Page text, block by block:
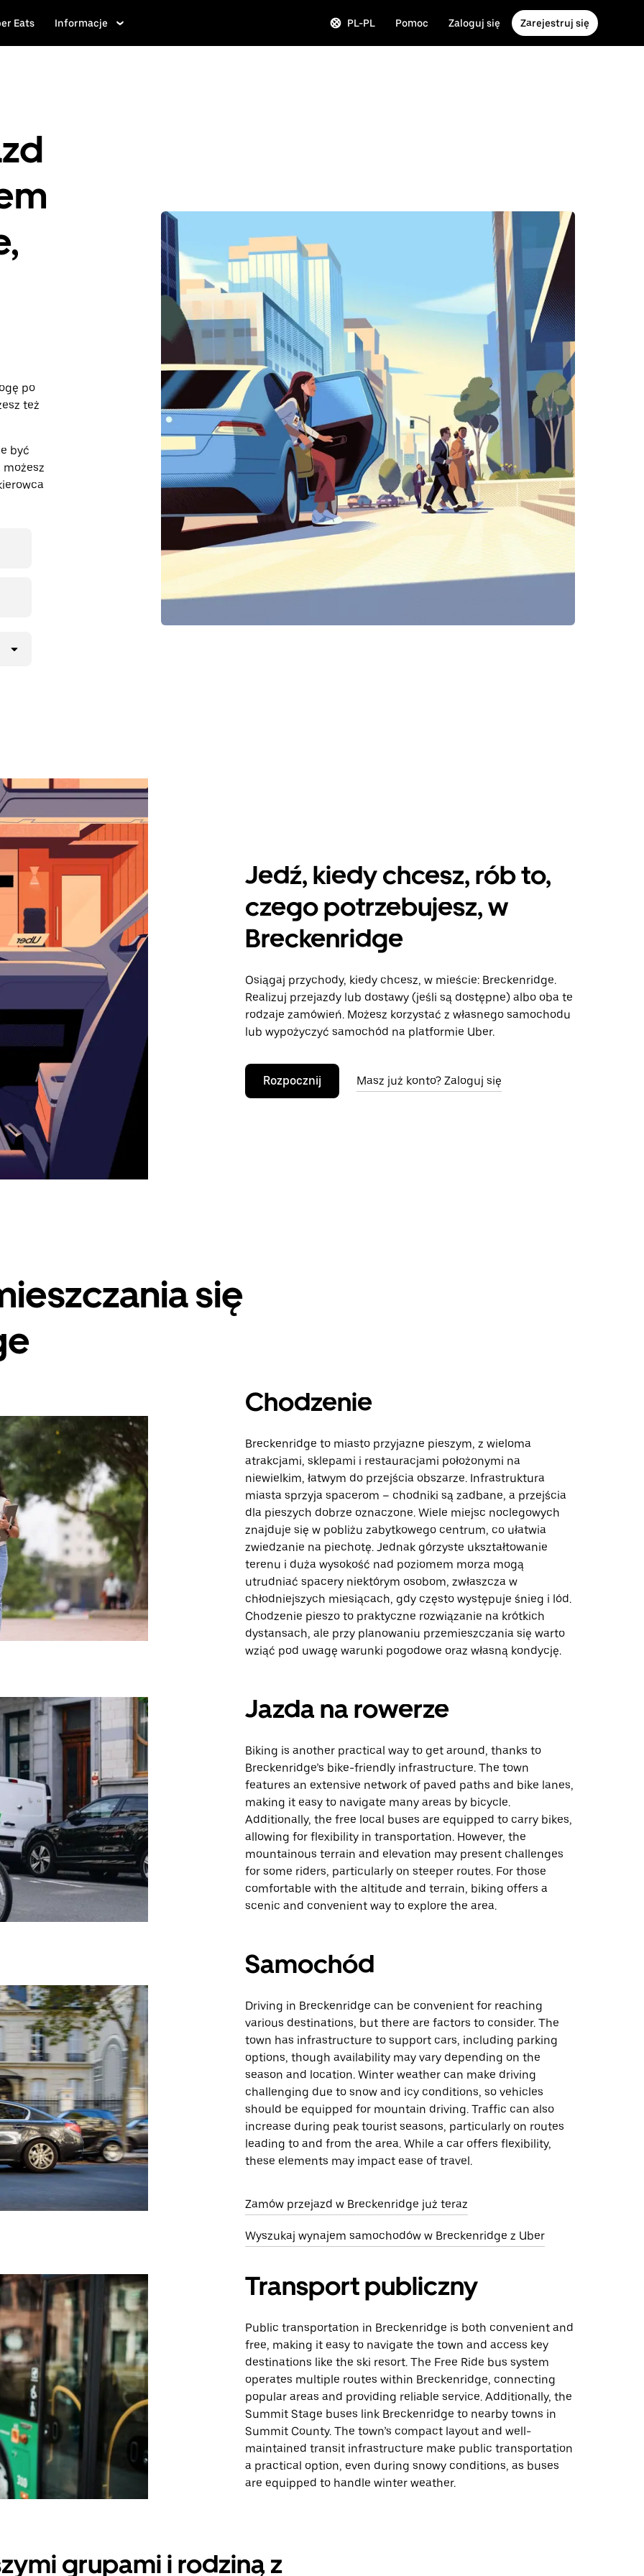
Eats Informacje PL-PL Pomoc Zaloguj się Zarejestruj się
po
też
być
możesz
Jedź, kiedy chcesz, rób to,
czego potrzebujesz, w
Breckenridge
Osiągaj przychody, kiedy chcesz, w mieście: Breckenridge.
Realizuj przejazdy lub dostawy (jeśli są dostępne) albo oba te
rodzaje zamówień. Możesz korzystać z własnego samochodu
lub wypożyczyć samochód na platformie Uber.
Rozpocznij Masz już konto? Zaloguj się
się
Chodzenie
Breckenridge to miasto przyjazne pieszym, z wieloma
atrakcjami, sklepami i restauracjami położonymi na
niewielkim, łatwym do przejścia obszarze. Infrastruktura
miasta sprzyja spacerom – chodniki są zadbane, a przejścia
dla pieszych dobrze oznaczone. Wiele miejsc noclegowych
znajduje się w pobliżu zabytkowego centrum, co ułatwia
zwiedzanie na piechotę. Jednak górzyste ukształtowanie
terenu i duża wysokość nad poziomem morza mogą
utrudniać spacery niektórym osobom, zwłaszcza w
chłodniejszych miesiącach, gdy często występuje śnieg i lód.
Chodzenie pieszo to praktyczne rozwiązanie na krótkich
dystansach, ale przy planowaniu przemieszczania się warto
wziąć pod uwagę warunki pogodowe oraz własną kondycję.
Jazda na rowerze
Biking is another practical way to get around, thanks to
Breckenridge’s bike-friendly infrastructure. The town
features an extensive network of paved paths and bike lanes,
making it easy to navigate many areas by bicycle.
Additionally, the free local buses are equipped to carry bikes,
allowing for flexibility in transportation. However, the
mountainous terrain and elevation may present challenges
for some riders, particularly on steeper routes. For those
comfortable with the altitude and terrain, biking offers a
scenic and convenient way to explore the area.
Samochód
Driving in Breckenridge can be convenient for reaching
various destinations, but there are factors to consider. The
town has infrastructure to support cars, including parking
options, though availability may vary depending on the
season and location. Winter weather can make driving
challenging due to snow and icy conditions, so vehicles
should be equipped for mountain driving. Traffic can also
increase during peak tourist seasons, particularly on routes
leading to and from the area. While a car offers flexibility,
these elements may impact ease of travel.
Zamów przejazd w Breckenridge już teraz
Wyszukaj wynajem samochodów w Breckenridge z Uber
Transport publiczny
Public transportation in Breckenridge is both convenient and
free, making it easy to navigate the town and access key
destinations like the ski resort. The Free Ride bus system
operates multiple routes within Breckenridge, connecting
popular areas and providing reliable service. Additionally, the
Summit Stage buses link Breckenridge to nearby towns in
Summit County. The town’s compact layout and well-
maintained transit infrastructure make public transportation
a practical option, even during snowy conditions, as buses
are equipped to handle winter weather.
grupami i rodziną z